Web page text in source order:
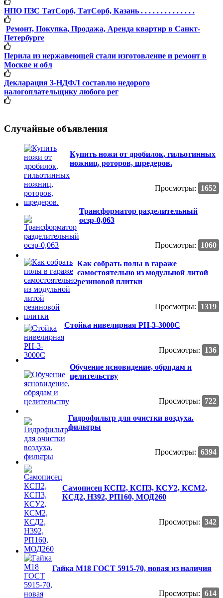
НПО ПЗС ТатCорб, ТатCорб, Казань . . . . . . . . . . . . . .
Ремонт, Покупка, Продажа, Аренда квартир в Санкт-
Петербурге
Перила из нержавеющей стали изготовление и ремонт в
Москве и обл
Декларация 3-НДФЛ составлю недорого
налогоплательщику любого рег
Случайные объявления
Купить ножи от дробилок, гильотинных
ножниц, роторов, шредеров.
Просмотры: 1652
Трансформатор разделительный
осзр-0,063
Просмотры: 1060
Как собрать полы в гараже
самостоятельно из модульной литой
резиновой плитки
Просмотры: 1319
Стойка нивелирная РН-3-3000С
Просмотры:
136
Обучение ясновидение, обрядам и
целительству
Просмотры:
722
Гидрофильтр для очистки воздуха.
фильтры
Просмотры: 6394
Самописец КСП2, КСП3, КСУ2, КСМ2,
КСД2, Н392, РП160, МОД260
Просмотры: 342
Гайка М18 ГОСТ 5915-70, новая из наличия
Просмотры: 614